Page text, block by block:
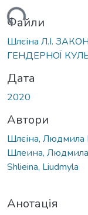
Файли
Шлєіна Л.І.
ГЕНДЕРНОЇ
Дата
2020
Автори
Шлєіна, Людмила
Шлеина,
Shlieina, Liudmyla
Анотація